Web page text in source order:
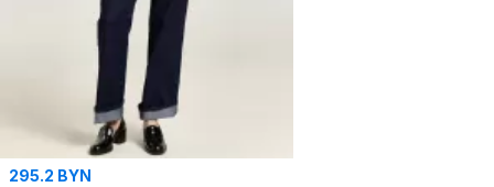
295.2 BYN